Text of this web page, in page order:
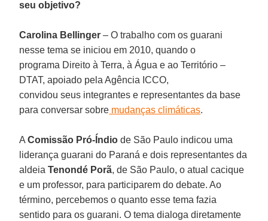
seu objetivo?
Carolina Bellinger– O trabalho com os guarani
nesse tema se iniciou em 2010, quando o
programa Direito à Terra, à Água e ao Território –
DTAT, apoiado pela Agência ICCO,
convidou seus integrantes e representantes da base
para conversar sobre mudanças climáticas.
AComissão Pró-Índio de São Paulo indicou uma
liderança guarani do Paraná e dois representantes da
aldeiaTenondé Porã, de São Paulo, o atual cacique
e um professor, para participarem do debate. Ao
término, percebemos o quanto esse tema fazia
sentido para os guarani. O tema dialoga diretamente